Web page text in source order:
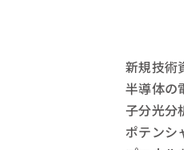
新規技術
半導体の
子分光分
ポテンシ